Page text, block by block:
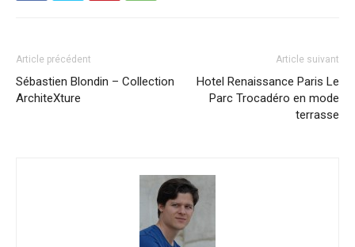
Article précédent
Sébastien Blondin – Collection
ArchiteXture
Article suivant
Hotel Renaissance Paris Le
Parc Trocadéro en mode
terrasse